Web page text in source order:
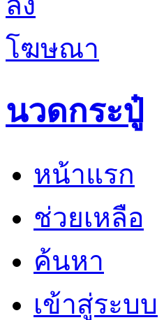
นวดกระปู๋
หน้าแรก
ช่วยเหลือ
ค้นหา
เข้าสู่ระบบ